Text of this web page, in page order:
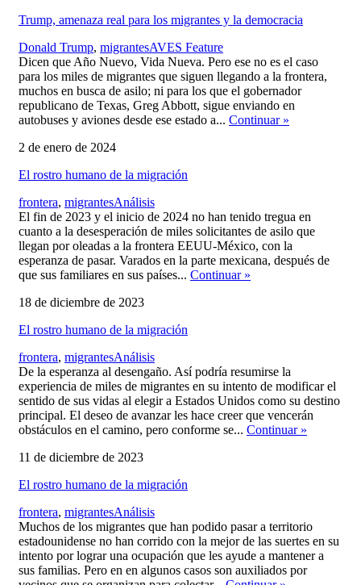
Trump, amenaza real para los migrantes y la democracia
Donald Trump, migrantes,AVES Feature
Dicen que Año Nuevo, Vida Nueva. Pero ese no es el caso
para los miles de migrantes que siguen llegando a la frontera,
muchos en busca de asilo; ni para los que el gobernador
republicano de Texas, Greg Abbott, sigue enviando en
autobuses y aviones desde ese estado a... Continuar »
2 de enero de 2024
El rostro humano de la migración
frontera, migrantes,Análisis
El fin de 2023 y el inicio de 2024 no han tenido tregua en
cuanto a la desesperación de miles solicitantes de asilo que
llegan por oleadas a la frontera EEUU-México, con la
esperanza de pasar. Varados en la parte mexicana, después de
que sus familiares en sus países... Continuar »
18 de diciembre de 2023
El rostro humano de la migración
frontera, migrantes,Análisis
De la esperanza al desengaño. Así podría resumirse la
experiencia de miles de migrantes en su intento de modificar el
sentido de sus vidas al elegir a Estados Unidos como su destino
principal. El deseo de avanzar les hace creer que vencerán
obstáculos en el camino, pero conforme se... Continuar »
11 de diciembre de 2023
El rostro humano de la migración
frontera, migrantes,Análisis
Muchos de los migrantes que han podido pasar a territorio
estadounidense no han corrido con la mejor de las suertes en su
intento por lograr una ocupación que les ayude a mantener a
sus familias. Pero en en algunos casos son auxiliados por